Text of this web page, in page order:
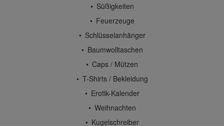
Süßigkeiten
Feuerzeuge
Schlüsselanhänger
Baumwolltaschen
Caps / Mützen
T-Shirts / Bekleidung
Erotik-Kalender
Weihnachten
Kugelschreiber